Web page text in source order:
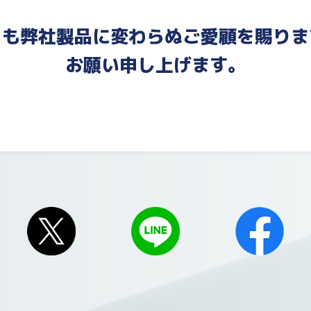
弊社製品に変わらぬご愛顧を賜り
お願い申し上げます。